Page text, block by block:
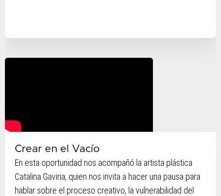
Crear en el Vacío
En esta oportunidad nos acompañó la artista plástica
Catalina Gaviria, quien nos invita a hacer una pausa para
hablar sobre el proceso creativo, la vulnerabilidad del